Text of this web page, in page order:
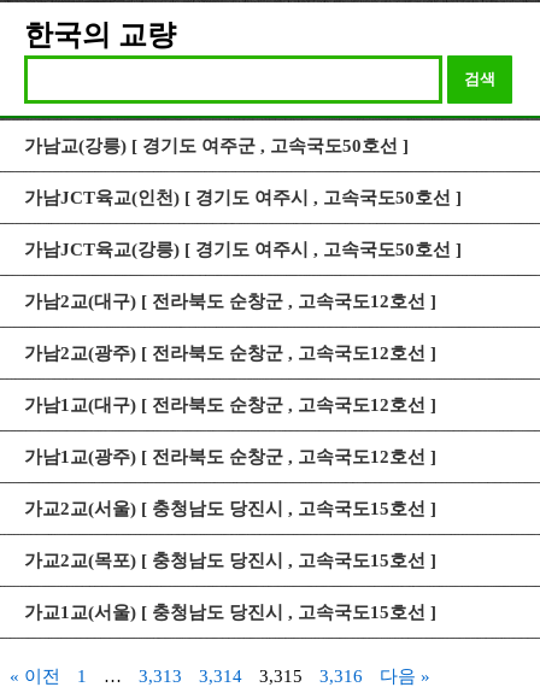
한국의 교량
검색
가남교(강릉) [ 경기도 여주군 , 고속국도50호선 ]
가남JCT육교(인천) [ 경기도 여주시 , 고속국도50호선 ]
가남JCT육교(강릉) [ 경기도 여주시 , 고속국도50호선 ]
가남2교(대구) [ 전라북도 순창군 , 고속국도12호선 ]
가남2교(광주) [ 전라북도 순창군 , 고속국도12호선 ]
가남1교(대구) [ 전라북도 순창군 , 고속국도12호선 ]
가남1교(광주) [ 전라북도 순창군 , 고속국도12호선 ]
가교2교(서울) [ 충청남도 당진시 , 고속국도15호선 ]
가교2교(목포) [ 충청남도 당진시 , 고속국도15호선 ]
가교1교(서울) [ 충청남도 당진시 , 고속국도15호선 ]
« 이전 1 … 3,313 3,314 3,315 3,316 다음 »